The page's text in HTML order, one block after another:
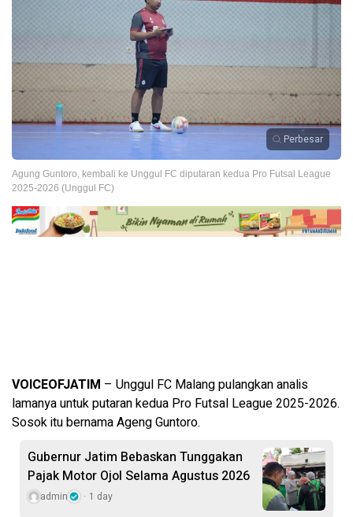
Perbesar
Agung Guntoro, kembali ke Unggul FC diputaran kedua Pro Futsal League
2025-2026 (Unggul FC)
VOICEOFJATIM – Unggul FC Malang pulangkan analis
lamanya untuk putaran kedua Pro Futsal League 2025-2026.
Sosok itu bernama Ageng Guntoro.
Gubernur Jatim Bebaskan Tunggakan
Pajak Motor Ojol Selama Agustus 2026
admin 1 day